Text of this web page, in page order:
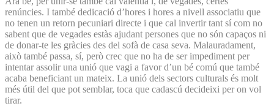
renúncies. I també dedicació d’hores i hores a nivell associatiu que
no tenen un retorn pecuniari directe i que cal invertir tant sí com no
sabent que de vegades estàs ajudant persones que no són capaços ni
de donar-te les gràcies des del sofà de casa seva. Malauradament,
això també passa, sí, però crec que no ha de ser impediment per
intentar assolir una unió que vagi a favor d’un bé comú que també
acaba beneficiant un mateix. La unió dels sectors culturals és molt
més útil del que pot semblar, toca que cadascú decideixi per on vol
tirar.